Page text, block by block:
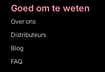
Goed om te weten
Over ons
Distributeurs
Blog
FAQ